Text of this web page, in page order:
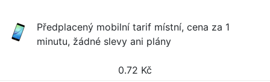
Předplacený mobilní tarif místní, cena za 1
minutu, žádné slevy ani plány
0.72 Kč